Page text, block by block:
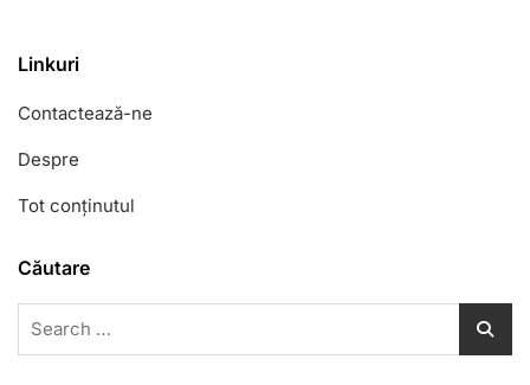
Linkuri
Contactează-ne
Despre
Tot conținutul
Căutare